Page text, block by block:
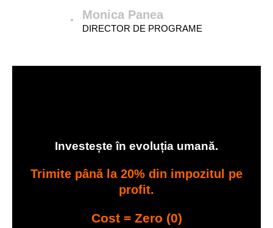
Monica Panea
DIRECTOR DE PROGRAME
Investește în evoluția umană.
Trimite până la 20% din impozitul pe
profit.
Cost = Zero (0)